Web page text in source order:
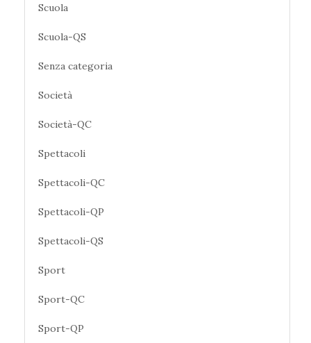
Scuola
Scuola-QS
Senza categoria
Società
Società-QC
Spettacoli
Spettacoli-QC
Spettacoli-QP
Spettacoli-QS
Sport
Sport-QC
Sport-QP